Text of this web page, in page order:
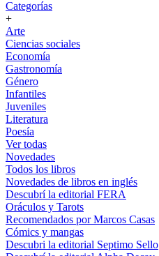
Categorías
+
Arte
Ciencias sociales
Economía
Gastronomía
Género
Infantiles
Juveniles
Literatura
Poesía
Ver todas
Novedades
Todos los libros
Novedades de libros en inglés
Descubrí la editorial FERA
Oráculos y Tarots
Recomendados por Marcos Casas
Cómics y mangas
Descubri la editorial Septimo Sello